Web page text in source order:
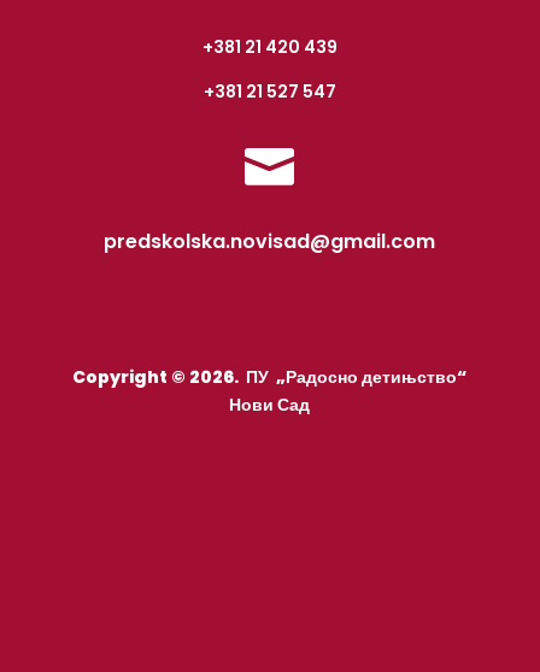
+381 21 420 439
+381 21 527 547

predskolska.novisad@gmail.com
Copyright © 2026. ПУ „Радосно детињство“
Нови Сад